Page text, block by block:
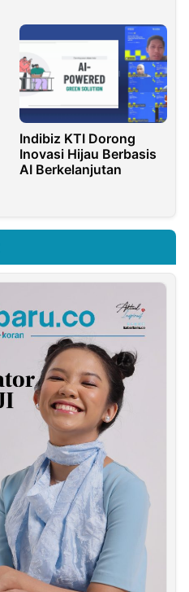
Indibiz KTI Dorong
Inovasi Hijau Berbasis
AI Berkelanjutan